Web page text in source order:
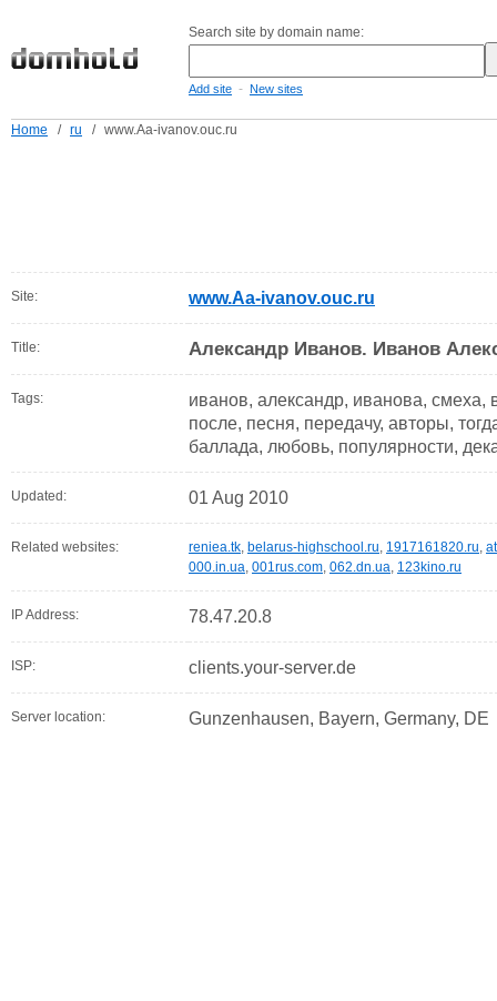
Search site by domain name:
Add site - New sites
Home / ru / www.Aa-ivanov.ouc.ru
Site: www.Aa-ivanov.ouc.ru
Title: Александр Иванов. Иванов
Tags:
иванов, александр, иванова, смеха,
после, песня, передачу, авторы,
баллада, любовь, популярности,
Updated: 01 Aug 2010
Related websites: reniea.tk, belarus-highschool.ru, 1917161820.ru,
000.in.ua, 001rus.com, 062.dn.ua, 123kino.ru
IP Address: 78.47.20.8
ISP: clients.your-server.de
Server location: Gunzenhausen, Bayern, Germany, DE